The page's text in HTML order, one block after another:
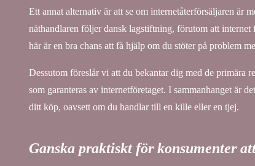
Ett annat alternativ är att se om internetåterförsäljaren är
näthandlaren följer dansk lagstiftning, förutom att internet
här är en bra chans att få hjälp om du stöter på problem
Dessutom föreslår vi att du bekantar dig med de primära
som garanteras av internetföretaget. I sammanhanget är
ditt köp, oavsett om du handlar till en kille eller en tjej.
Ganska praktiskt för konsumenter